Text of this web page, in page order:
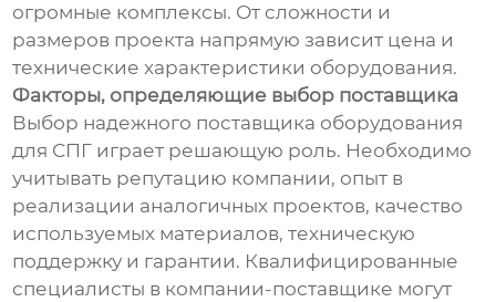
огромные комплексы. От сложности и
размеров проекта напрямую зависит цена и
технические характеристики оборудования.
Факторы, определяющие выбор поставщика
Выбор надежного поставщика оборудования
для СПГ играет решающую роль. Необходимо
учитывать репутацию компании, опыт в
реализации аналогичных проектов, качество
используемых материалов, техническую
поддержку и гарантии. Квалифицированные
специалисты в компании-поставщике могут